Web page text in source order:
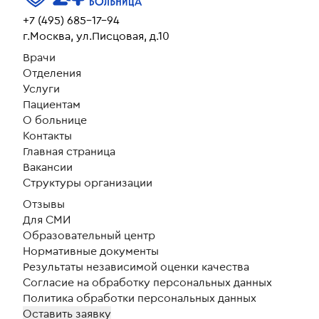
действительно профессионал
высшего уровня...
+7 (495) 685-17-94
г.Москва, ул.Писцовая, д.10
Врачи
Отделения
Услуги
Пациентам
О больнице
Контакты
Главная страница
Вакансии
Структуры организации
Отзывы
Для СМИ
Образовательный центр
Нормативные документы
Результаты независимой оценки качества
Согласие на обработку персональных данных
Политика обработки персональных данных
Оставить заявку